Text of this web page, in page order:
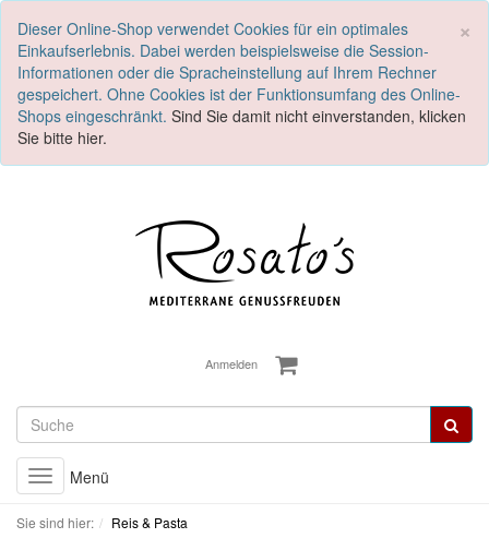
×
Dieser Online-Shop verwendet Cookies für ein optimales
Einkaufserlebnis. Dabei werden beispielsweise die Session-
Informationen oder die Spracheinstellung auf Ihrem Rechner
gespeichert. Ohne Cookies ist der Funktionsumfang des Online-
Shops eingeschränkt. Sind Sie damit nicht einverstanden, klicken
Sie bitte hier.
Anmelden
Toggle
navigation
Menü
Sie sind hier: Reis & Pasta